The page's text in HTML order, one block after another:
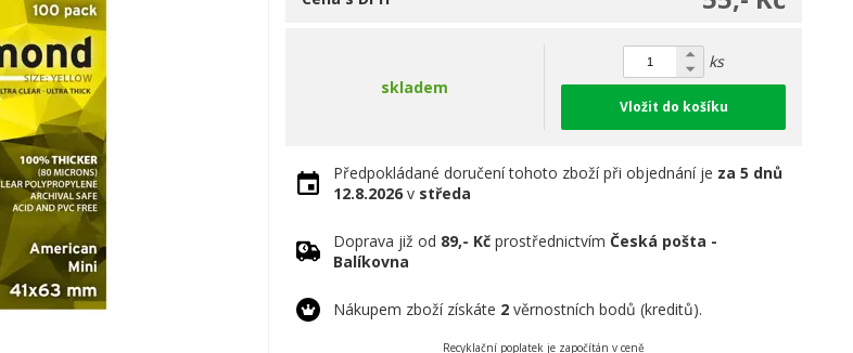
skladem
ks
Vložit do košíku
Předpokládané doručení tohoto zboží při objednání je za 5 dnů
12.8.2026 v středa
Doprava již od 89,- Kč prostřednictvímČeská pošta -
Balíkovna
Nákupem zboží získáte 2 věrnostních bodů (kreditů).
Recyklační poplatek je započítán v ceně